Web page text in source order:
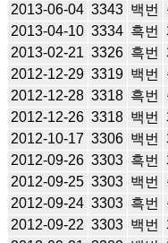
2013-06-04 3343 백번
2013-04-10 3334 흑번
2013-02-21 3326 흑번
2012-12-29 3319 백번
2012-12-28 3318 흑번
2012-12-26 3318 백번
2012-10-17 3306 백번
2012-09-26 3303 흑번
2012-09-25 3303 백번
2012-09-24 3303 흑번
2012-09-22 3303 백번